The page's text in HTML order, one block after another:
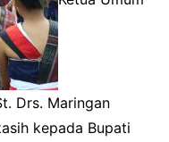
Drs. Maringan
kepada Bupati